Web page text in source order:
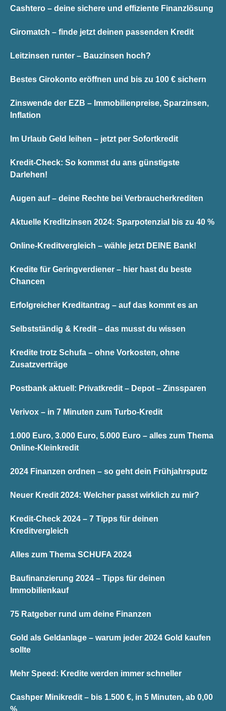
Cashtero – deine sichere und effiziente Finanzlösung
Giromatch – finde jetzt deinen passenden Kredit
Leitzinsen runter – Bauzinsen hoch?
Bestes Girokonto eröffnen und bis zu 100 € sichern
Zinswende der EZB – Immobilienpreise, Sparzinsen,
Inflation
Im Urlaub Geld leihen – jetzt per Sofortkredit
Kredit-Check: So kommst du ans günstigste
Darlehen!
Augen auf – deine Rechte bei Verbraucherkrediten
Aktuelle Kreditzinsen 2024: Sparpotenzial bis zu 40 %
Online-Kreditvergleich – wähle jetzt DEINE Bank!
Kredite für Geringverdiener – hier hast du beste
Chancen
Erfolgreicher Kreditantrag – auf das kommt es an
Selbstständig & Kredit – das musst du wissen
Kredite trotz Schufa – ohne Vorkosten, ohne
Zusatzverträge
Postbank aktuell: Privatkredit – Depot – Zinssparen
Verivox – in 7 Minuten zum Turbo-Kredit
1.000 Euro, 3.000 Euro, 5.000 Euro – alles zum Thema
Online-Kleinkredit
2024 Finanzen ordnen – so geht dein Frühjahrsputz
Neuer Kredit 2024: Welcher passt wirklich zu mir?
Kredit-Check 2024 – 7 Tipps für deinen
Kreditvergleich
Alles zum Thema SCHUFA 2024
Baufinanzierung 2024 – Tipps für deinen
Immobilienkauf
75 Ratgeber rund um deine Finanzen
Gold als Geldanlage – warum jeder 2024 Gold kaufen
sollte
Mehr Speed: Kredite werden immer schneller
Cashper Minikredit – bis 1.500 €, in 5 Minuten, ab 0,00
%